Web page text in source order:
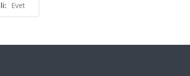
Evet